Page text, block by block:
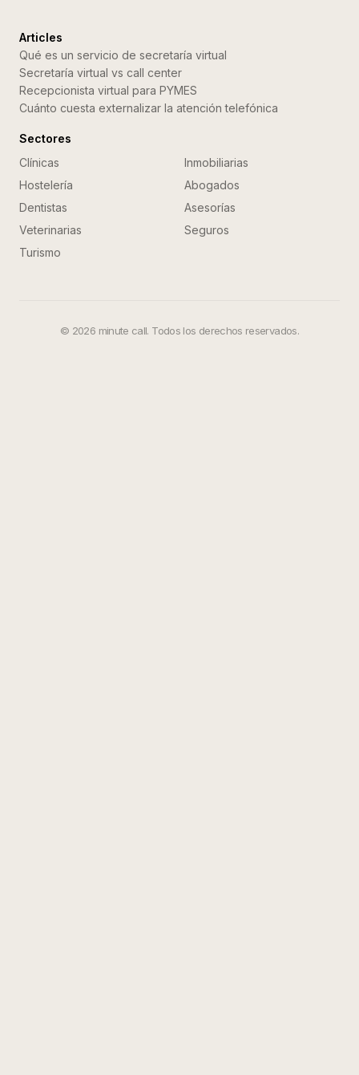
Articles
Qué es un servicio de secretaría virtual
Secretaría virtual vs call center
Recepcionista virtual para PYMES
Cuánto cuesta externalizar la atención telefónica
Sectores
Clínicas
Inmobiliarias
Hostelería
Abogados
Dentistas
Asesorías
Veterinarias
Seguros
Turismo
© 2026 minute call. Todos los derechos reservados.